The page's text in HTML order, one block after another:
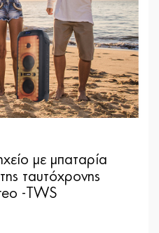
με μπαταρία
ταυτόχρονης
-ΤWS